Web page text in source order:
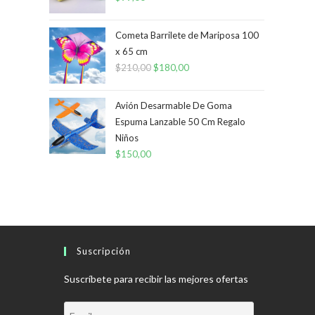
Cometa Barrilete de Mariposa 100
x 65 cm
$210,00El
original
era:
$180,00El
actual
es:
Avión Desarmable De Goma
Espuma Lanzable 50 Cm Regalo
Niños
$150,00
Suscripción
Suscríbete para recibir las mejores ofertas